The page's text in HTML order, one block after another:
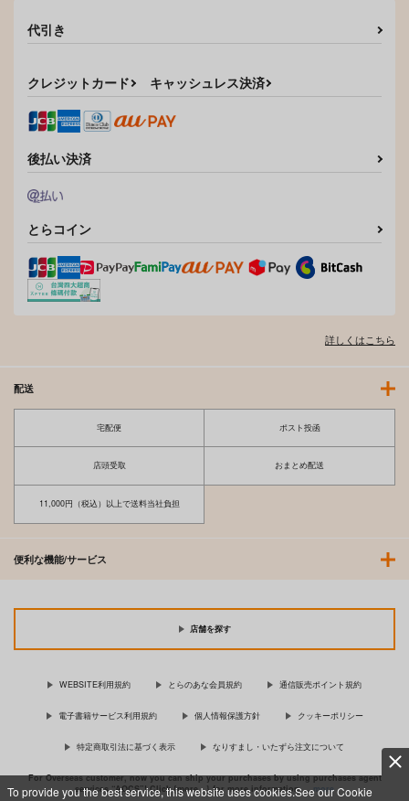
To provide you the best service, this website uses cookies.See our Cookie
代引き
クレジットカード キャッシュレス決済
後払い決済
とらコイン
詳しくはこちら
配送
宅配便 ポスト投函
店頭受取 おまとめ配送
11,000円（税込）以上で送料当社負担
便利な機能/サービス
店舗を探す
WEBSITE利用規約 とらのあな会員規約 通信販売ポイント規約
電子書籍サービス利用規約 個人情報保護方針 クッキーポリシー
特定商取引法に基づく表示 なりすまし・いたずら注文について
For Overseas customer, now you can ship your purchases by using purchases agent
services “AOCS”! Click {more…} for more information …more